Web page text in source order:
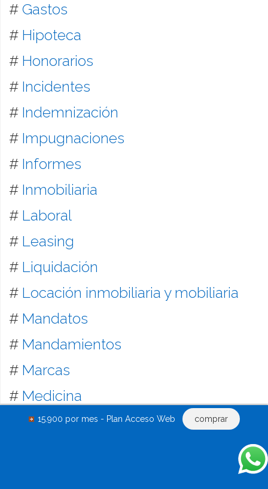
15.900 por mes - Plan Acceso Web comprar
# Gastos
# Hipoteca
# Honorarios
# Incidentes
# Indemnización
# Impugnaciones
# Informes
# Inmobiliaria
# Laboral
# Leasing
# Liquidación
# Locación inmobiliaria y mobiliaria
# Mandatos
# Mandamientos
# Marcas
# Medicina
Medida Cautelar